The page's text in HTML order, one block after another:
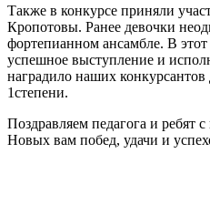
Также в конкурсе приняли
Кропотовы. Ранее девочки
фортепианном ансамбле. В этот
успешное выступление и
наградило наших
1степени.
Поздравляем педагога и ребят
Новых вам побед, удачи и